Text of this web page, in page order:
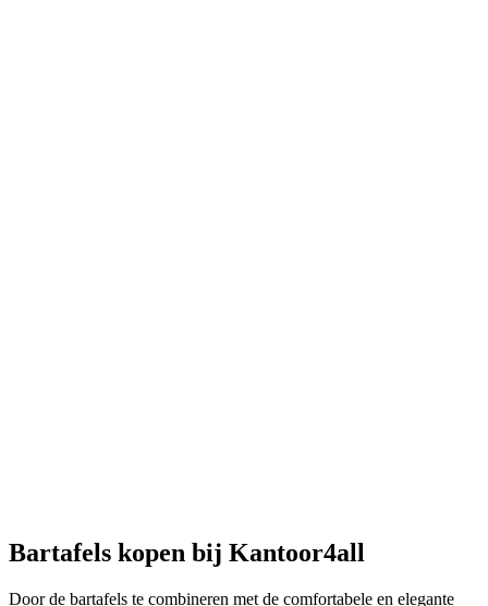
Bartafels kopen bij Kantoor4all
Door de bartafels te combineren met de comfortabele en elegante